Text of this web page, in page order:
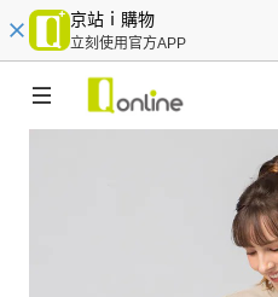
京站ｉ購物
立刻使用官方APP